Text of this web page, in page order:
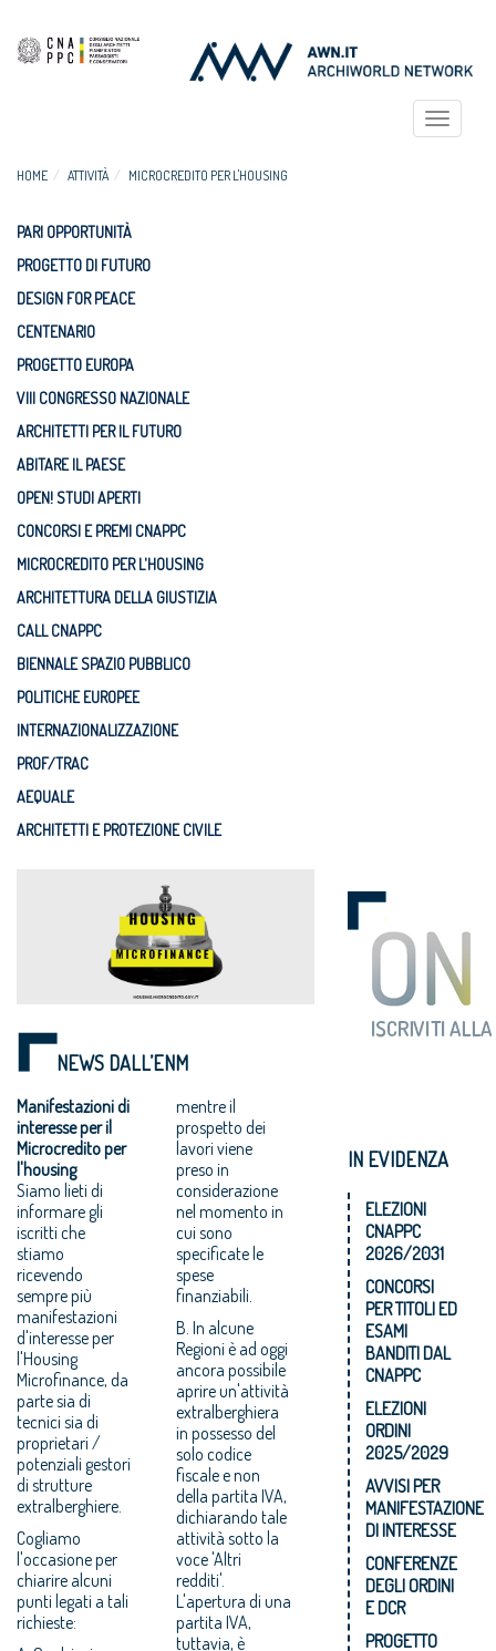
Toggle
HOME ATTIVITÀ MICROCREDITO PER L'HOUSING
PARI OPPORTUNITÀ
PROGETTO DI FUTURO
DESIGN FOR PEACE
CENTENARIO
PROGETTO EUROPA
VIII CONGRESSO NAZIONALE
ARCHITETTI PER IL FUTURO
ABITARE IL PAESE
OPEN! STUDI APERTI
CONCORSI E PREMI CNAPPC
MICROCREDITO PER L'HOUSING
ARCHITETTURA DELLA GIUSTIZIA
CALL CNAPPC
BIENNALE SPAZIO PUBBLICO
POLITICHE EUROPEE
INTERNAZIONALIZZAZIONE
PROF/TRAC
AEQUALE
ARCHITETTI E PROTEZIONE CIVILE
NEWS DALL’ENM
Manifestazioni di
interesse per il
Microcredito per
l'housing
Siamo lieti di
informare gli
iscritti che
stiamo
ricevendo
sempre più
manifestazioni
d'interesse per
l'Housing
Microfinance, da
parte sia di
tecnici sia di
proprietari /
potenziali gestori
di strutture
extralberghiere.
Cogliamo
l'occasione per
chiarire alcuni
punti legati a tali
richieste:
mentre il
prospetto dei
lavori viene
preso in
considerazione
nel momento in
cui sono
specificate le
spese
finanziabili.
B. In alcune
Regioni è ad oggi
ancora possibile
aprire un'attività
extralberghiera
in possesso del
solo codice
fiscale e non
della partita IVA,
dichiarando tale
attività sotto la
voce 'Altri
redditi'.
L'apertura di una
partita IVA,
tuttavia, è
IN EVIDENZA
ELEZIONI
CNAPPC
2026/2031
CONCORSI
PER TITOLI ED
ESAMI
BANDITI DAL
CNAPPC
ELEZIONI
ORDINI
2025/2029
AVVISI PER
MANIFESTAZIONE
DI INTERESSE
CONFERENZE
DEGLI ORDINI
E DCR
PROGETTO